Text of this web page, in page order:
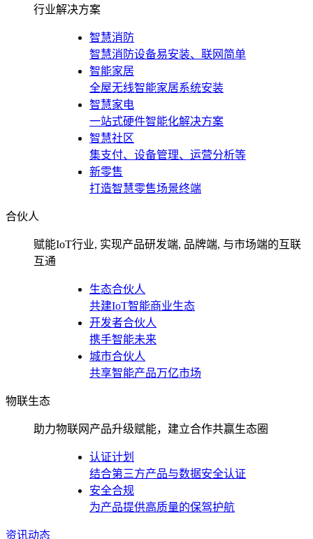
行业解决方案
智慧消防
智慧消防设备易安装、联网简单
智能家居
全屋无线智能家居系统安装
智慧家电
一站式硬件智能化解决方案
智慧社区
集支付、设备管理、运营分析等
新零售
打造智慧零售场景终端
合伙人
赋能IoT行业, 实现产品研发端, 品牌端, 与市场端的互联
互通
生态合伙人
共建IoT智能商业生态
开发者合伙人
携手智能未来
城市合伙人
共享智能产品万亿市场
物联生态
助力物联网产品升级赋能，建立合作共赢生态圈
认证计划
结合第三方产品与数据安全认证
安全合规
为产品提供高质量的保驾护航
资讯动态